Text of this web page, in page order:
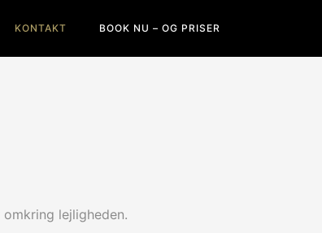
KONTAKT BOOK NU – OG PRISER
lejligheden.